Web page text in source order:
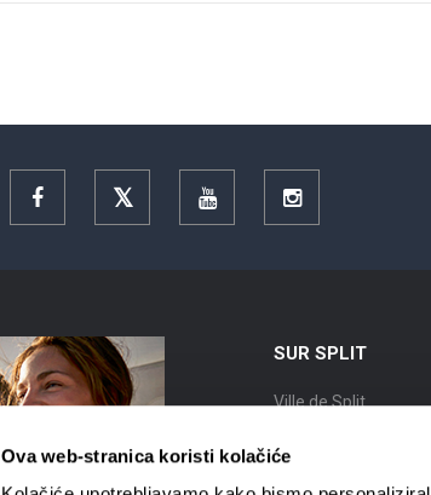
Ova web-stranica koristi kolačiće
Facebook YouTube Instagram
SUR SPLIT
Ville de Split
Position